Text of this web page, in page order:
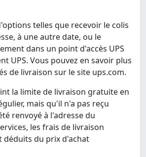
telles que recevoir le colis
à une autre date, ou le
dans un point d'accès UPS
UPS. Vous pouvez en savoir plus
de livraison sur le site ups.com.
la limite de livraison gratuite en
mais qu'il n'a pas reçu
renvoyé à l'adresse du
les frais de livraison
déduits du prix d'achat